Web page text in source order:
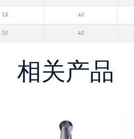
18 40
20 40
相关产品